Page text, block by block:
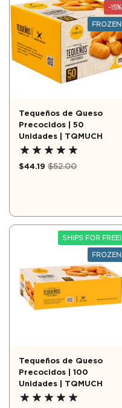
Tequeños de Queso
Precocidos | 50
Unidades | TQMUCH
$44.19 $52.00
-15%
FROZEN
Tequeños de Queso
Precocidos | 100
Unidades | TQMUCH
SHIPS FOR FREE!
FROZEN